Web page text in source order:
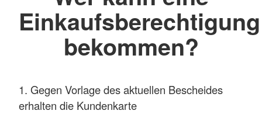
Einkaufsberechtigung
bekommen?
1. Gegen Vorlage des aktuellen Bescheides
erhalten die Kundenkarte